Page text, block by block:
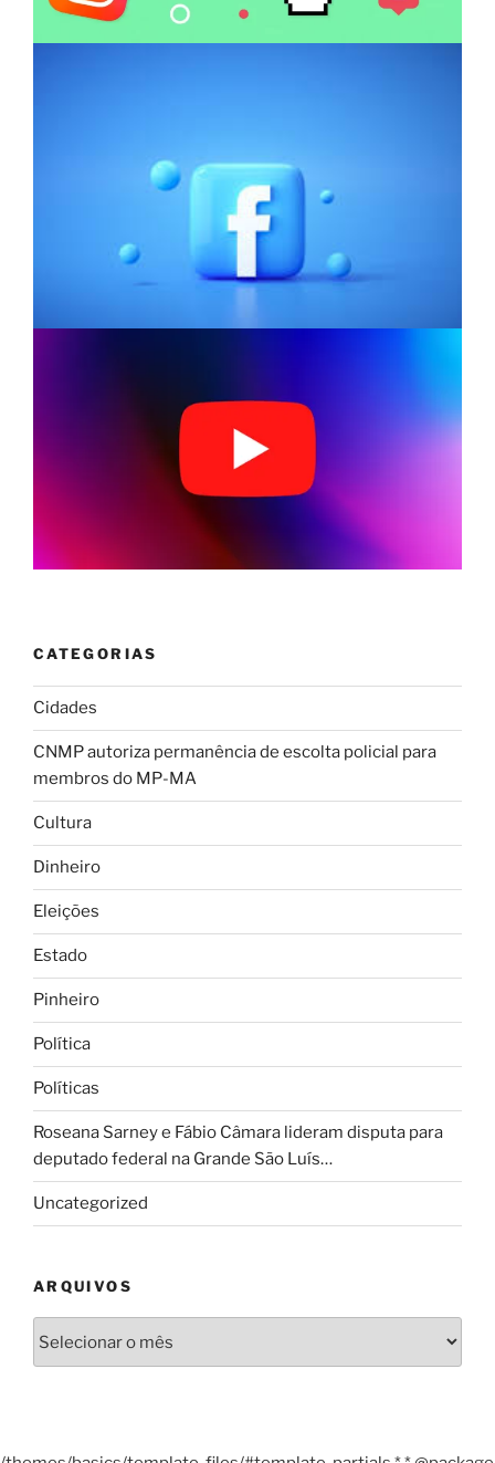
CATEGORIAS
Cidades
CNMP autoriza permanência de escolta policial para
membros do MP-MA
Cultura
Dinheiro
Eleições
Estado
Pinheiro
Política
Políticas
Roseana Sarney e Fábio Câmara lideram disputa para
deputado federal na Grande São Luís…
Uncategorized
ARQUIVOS